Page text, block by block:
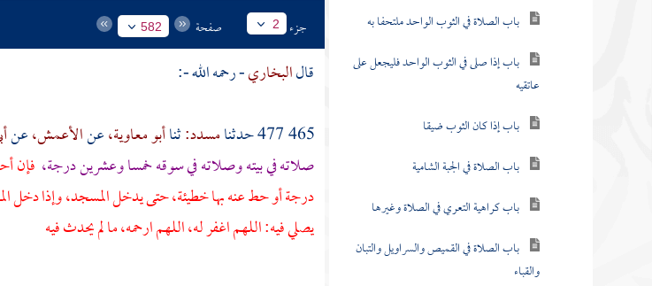
باب الصلاة في الثوب الواحد ملتحفا به
باب إذا صلى في الثوب الواحد فليجعل على
عاتقيه
باب إذا كان الثوب ضيقا
باب الصلاة في الجبة الشامية
باب كراهية التعري في الصلاة وغيرها
باب الصلاة في القميص والسراويل والتبان
والقباء
جزء 2 صفحة 582
قالالبخاري- رحمه الله -:
465 477 حدثنا
مسدد:ثناأبو معاوية،عنالأعمش،عن
صلاته في بيته وصلاته في سوقه خمسا وعشرين درجة، فإن
درجة أو حط عنه بها خطيئة، حتى يدخل المسجد، وإذا دخل
يصلي فيه: اللهم اغفر له، اللهم ارحمه، ما لم يحدث فيه